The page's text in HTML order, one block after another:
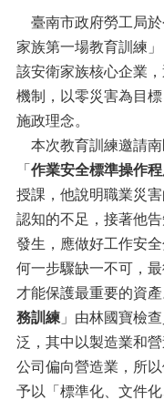
臺南市政府勞工局於
家族第一場教育訓練
該安衛家族核心企業
機制，以零災害為目
施政理念。
本次教育訓練邀請南
「 作業安全標準操作
授課，他說明職業災
認知的不足，接著他
發生，應做好工作安
何一步驟缺一不可，
才能保護最重要的資產
務訓練 」由林國寶檢
泛，其中以製造業和
公司偏向營造業，所
予以「標準化、文件